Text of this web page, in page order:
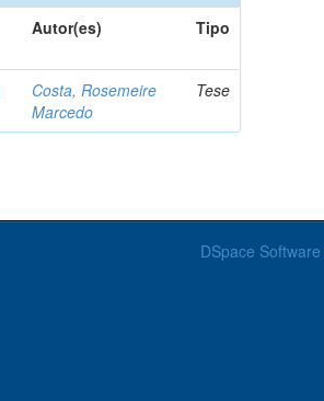
Autor(es) Tipo
Costa, Rosemeire
Marcedo
Tese
DSpace Software